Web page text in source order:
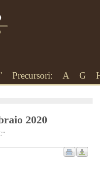
Precursori: A G
2020